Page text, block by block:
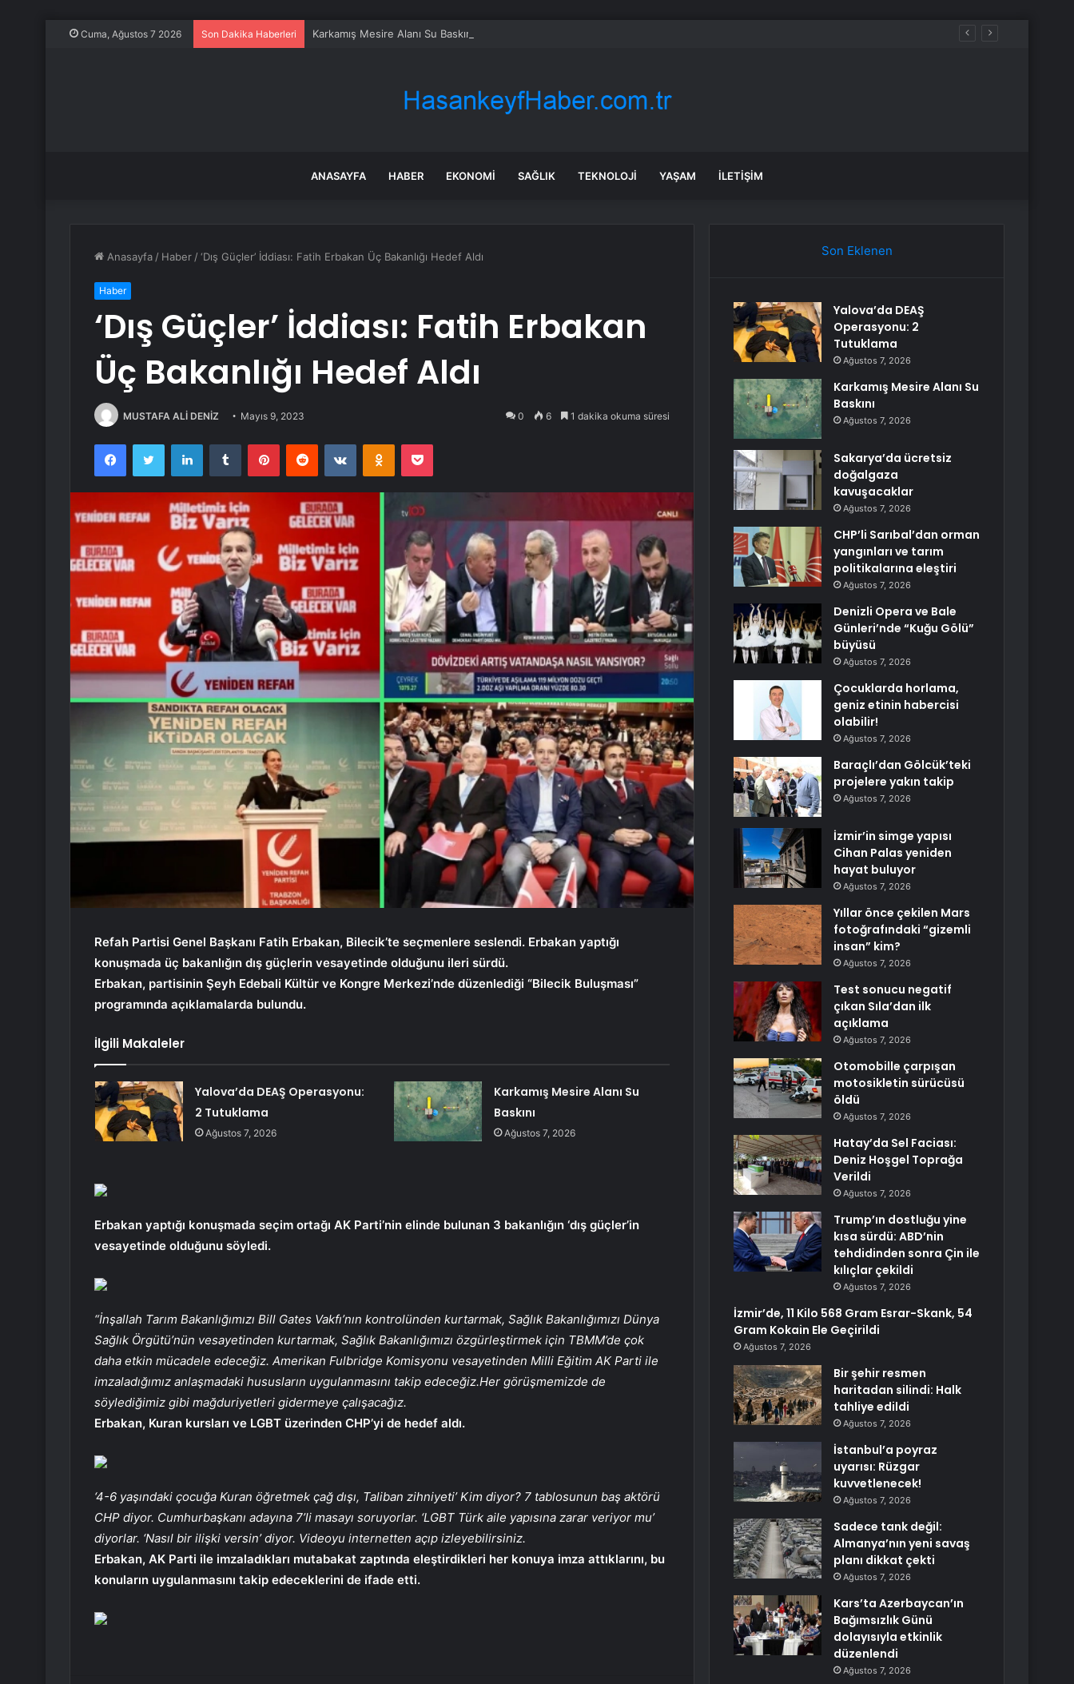
Cuma, Ağustos 7 2026 Son Dakika Haberleri Karkamış Mesire Alanı Su Baskını
ANASAYFA HABER EKONOMI SAĞLIK TEKNOLOJI YAŞAM İLETIŞIM
Anasayfa / Haber /‘Dış Güçler’ İddiası: Fatih Erbakan Üç Bakanlığı Hedef Aldı
Haber
‘Dış Güçler’ İddiası: Fatih Erbakan
Üç Bakanlığı Hedef Aldı
MUSTAFA ALİ DENİZ Mayıs 9, 2023 0 6 1 dakika okuma süresi
FacebookTwitter LinkedInTumblr PinterestReddit VKontakteOdnoklassniki
Pocket
Refah Partisi Genel Başkanı Fatih Erbakan, Bilecik’te seçmenlere seslendi. Erbakan yaptığı
konuşmada üç bakanlığın dış güçlerin vesayetinde olduğunu ileri sürdü.
Erbakan, partisinin Şeyh Edebali Kültür ve Kongre Merkezi’nde düzenlediği “Bilecik Buluşması”
programında açıklamalarda bulundu.
İlgili Makaleler
Yalova’da DEAŞ Operasyonu:
2 Tutuklama
Ağustos 7, 2026
Karkamış Mesire Alanı Su
Baskını
Ağustos 7, 2026
Erbakan yaptığı konuşmada seçim ortağı AK Parti’nin elinde bulunan 3 bakanlığın ‘dış güçler’in
vesayetinde olduğunu söyledi.
“İnşallah Tarım Bakanlığımızı Bill Gates Vakfı’nın kontrolünden kurtarmak, Sağlık Bakanlığımızı Dünya
Sağlık Örgütü’nün vesayetinden kurtarmak, Sağlık Bakanlığımızı özgürleştirmek için TBMM’de çok
daha etkin mücadele edeceğiz. Amerikan Fulbridge Komisyonu vesayetinden Milli Eğitim AK Parti ile
imzaladığımız anlaşmadaki hususların uygulanmasını takip edeceğiz.Her görüşmemizde de
söylediğimiz gibi mağduriyetleri gidermeye çalışacağız.
Erbakan, Kuran kursları ve LGBT üzerinden CHP’yi de hedef aldı.
‘4-6 yaşındaki çocuğa Kuran öğretmek çağ dışı, Taliban zihniyeti’ Kim diyor? 7 tablosunun baş aktörü
CHP diyor. Cumhurbaşkanı adayına 7’li masayı soruyorlar. ‘LGBT Türk aile yapısına zarar veriyor mu’
diyorlar. ‘Nasıl bir ilişki versin’ diyor. Videoyu internetten açıp izleyebilirsiniz.
Erbakan, AK Parti ile imzaladıkları mutabakat zaptında eleştirdikleri her konuya imza attıklarını, bu
konuların uygulanmasını takip edeceklerini de ifade etti.
Son Eklenen
Yalova’da DEAŞ
Operasyonu: 2
Tutuklama
Ağustos 7, 2026
Karkamış Mesire Alanı Su
Baskını
Ağustos 7, 2026
Sakarya’da ücretsiz
doğalgaza
kavuşacaklar
Ağustos 7, 2026
CHP’li Sarıbal’dan orman
yangınları ve tarım
politikalarına eleştiri
Ağustos 7, 2026
Denizli Opera ve Bale
Günleri’nde “Kuğu Gölü”
büyüsü
Ağustos 7, 2026
Çocuklarda horlama,
geniz etinin habercisi
olabilir!
Ağustos 7, 2026
Baraçlı’dan Gölcük’teki
projelere yakın takip
Ağustos 7, 2026
İzmir’in simge yapısı
Cihan Palas yeniden
hayat buluyor
Ağustos 7, 2026
Yıllar önce çekilen Mars
fotoğrafındaki “gizemli
insan” kim?
Ağustos 7, 2026
Test sonucu negatif
çıkan Sıla’dan ilk
açıklama
Ağustos 7, 2026
Otomobille çarpışan
motosikletin sürücüsü
öldü
Ağustos 7, 2026
Hatay’da Sel Faciası:
Deniz Hoşgel Toprağa
Verildi
Ağustos 7, 2026
Trump’ın dostluğu yine
kısa sürdü: ABD’nin
tehdidinden sonra Çin ile
kılıçlar çekildi
Ağustos 7, 2026
İzmir’de, 11 Kilo 568 Gram Esrar-Skank, 54
Gram Kokain Ele Geçirildi
Ağustos 7, 2026
Bir şehir resmen
haritadan silindi: Halk
tahliye edildi
Ağustos 7, 2026
İstanbul’a poyraz
uyarısı: Rüzgar
kuvvetlenecek!
Ağustos 7, 2026
Sadece tank değil:
Almanya’nın yeni savaş
planı dikkat çekti
Ağustos 7, 2026
Kars’ta Azerbaycan’ın
Bağımsızlık Günü
dolayısıyla etkinlik
düzenlendi
Ağustos 7, 2026